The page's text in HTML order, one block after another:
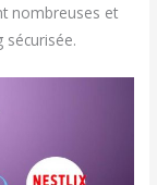
nombreuses et